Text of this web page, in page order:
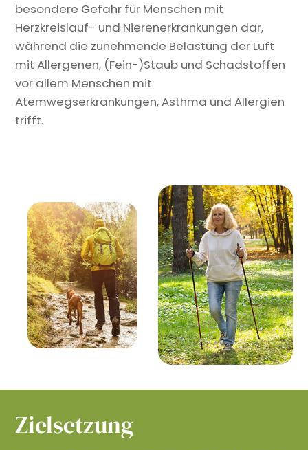
besondere Gefahr für Menschen mit
Herzkreislauf- und Nierenerkrankungen dar,
während die zunehmende Belastung der Luft
mit Allergenen, (Fein-)Staub und Schadstoffen
vor allem Menschen mit
Atemwegserkrankungen, Asthma und Allergien
trifft.
Zielsetzung